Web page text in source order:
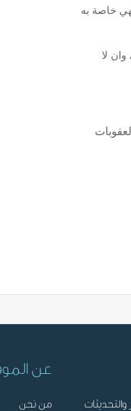
خاصة به
لا
والتحديثات
عن
من نحن